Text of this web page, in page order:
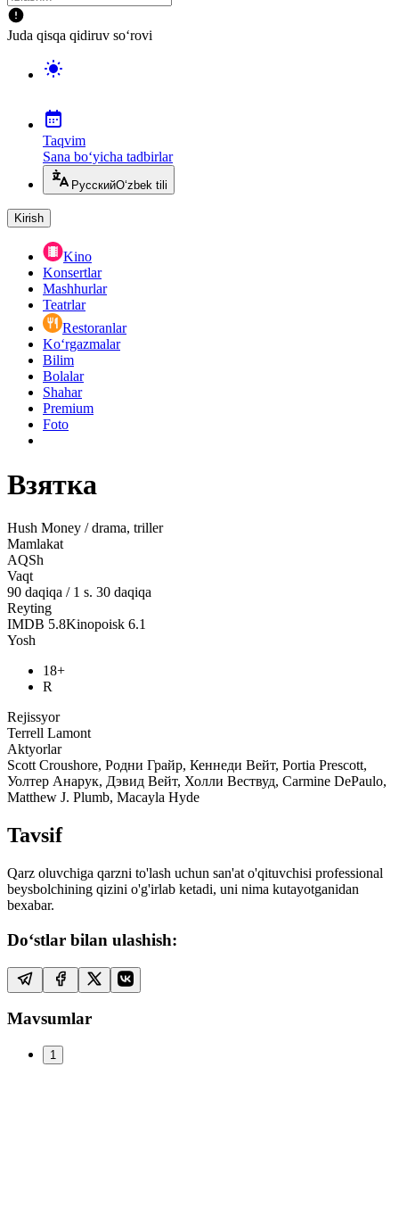
Juda qisqa qidiruv so‘rovi
Taqvim
Sana bo‘yicha tadbirlar
РусскийO‘zbek tili
Kirish
Kino
Konsertlar
Mashhurlar
Teatrlar
Restoranlar
Ko‘rgazmalar
Bilim
Bolalar
Shahar
Premium
Foto
Взятка
Hush Money / drama, triller
Mamlakat
AQSh
Vaqt
90 daqiqa / 1 s. 30 daqiqa
Reyting
IMDB 5.8Kinopoisk 6.1
Yosh
18+
R
Rejissyor
Terrell Lamont
Aktyorlar
Scott Croushore, Родни Грайр, Кеннеди Вейт, Portia Prescott,
Уолтер Анарук, Дэвид Вейт, Холли Вествуд, Carmine DePaulo,
Matthew J. Plumb, Macayla Hyde
Tavsif
Qarz oluvchiga qarzni to'lash uchun san'at o'qituvchisi professional
beysbolchining qizini o'g'irlab ketadi, uni nima kutayotganidan
bexabar.
Do‘stlar bilan ulashish:
Mavsumlar
1